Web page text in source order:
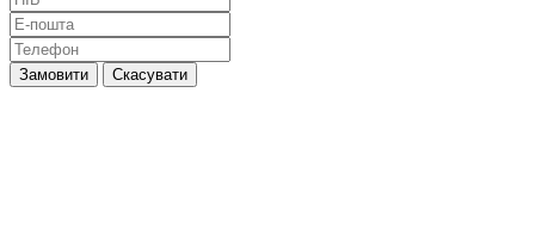
Замовити Скасувати